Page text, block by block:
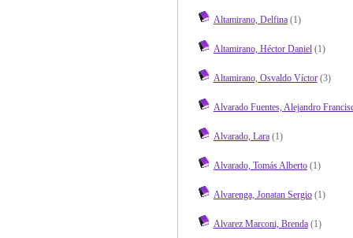
Altamirano, Delfina(1)
Altamirano, Héctor Daniel(1)
Altamirano, Osvaldo Víctor(3)
Alvarado Fuentes, Alejandro
Alvarado, Lara(1)
Alvarado, Tomás Alberto(1)
Alvarenga, Jonatan Sergio(1)
Alvarez Marconi, Brenda(1)